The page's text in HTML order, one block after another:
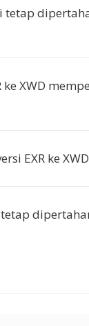
tetap
ke XWD
EXR ke